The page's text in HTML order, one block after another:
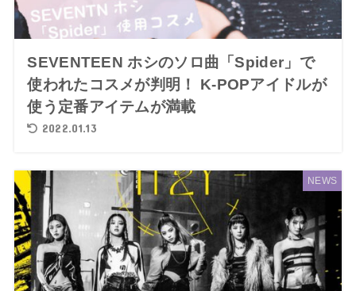
SEVENTEEN ホシのソロ曲「Spider」で
使われたコスメが判明！ K-POPアイドルが
使う定番アイテムが満載
2022.01.13
NEWS